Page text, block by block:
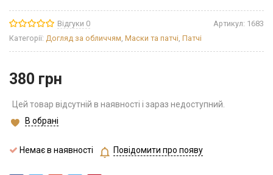
Відгуки 0 Артикул: 1683
Категорії: Догляд за обличчям, Маски та патчі, Патчі
380 грн
Цей товар відсутній в наявності і зараз недоступний.
В обрані
Немає в наявності Повідомити про появу